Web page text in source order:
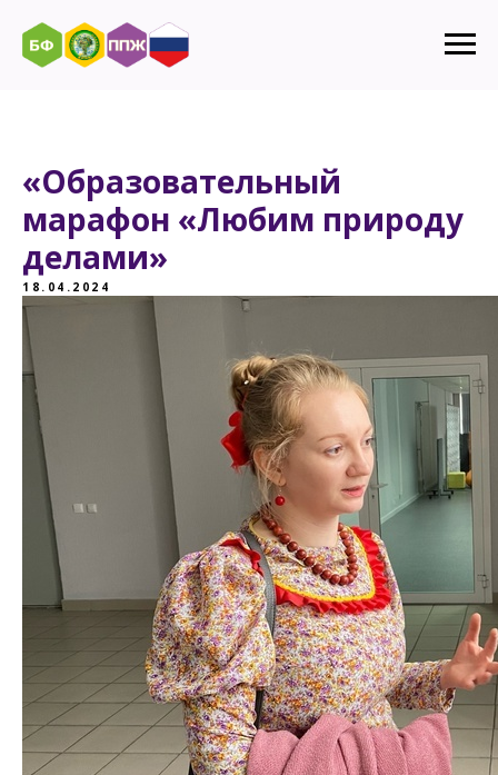
«Образовательный
марафон «Любим природу
делами»
18.04.2024